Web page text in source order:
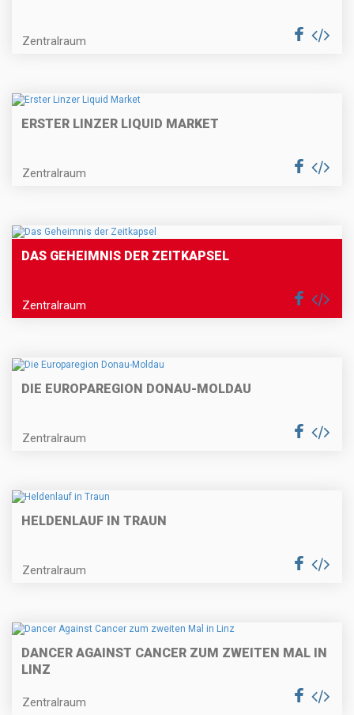
Zentralraum
ERSTER LINZER LIQUID MARKET
Zentralraum
DAS GEHEIMNIS DER ZEITKAPSEL
Zentralraum
DIE EUROPAREGION DONAU-MOLDAU
Zentralraum
HELDENLAUF IN TRAUN
Zentralraum
DANCER AGAINST CANCER ZUM ZWEITEN MAL IN
LINZ
Zentralraum